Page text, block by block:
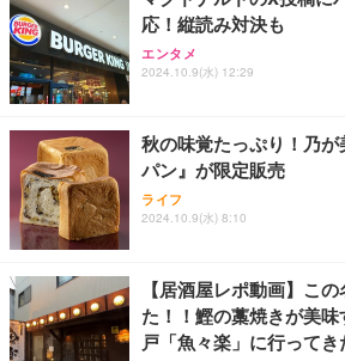
応！縦読み対決も
エンタメ
2024.10.9(水) 12:29
秋の味覚たっぷり！乃
パン』が限定販売
ライフ
2024.10.9(水) 8:10
【居酒屋レポ動画】こ
た！！鰹の藁焼きが美
戸「魚々楽」に行ってき